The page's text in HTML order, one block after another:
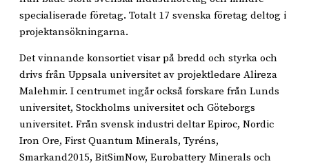
specialiserade företag. Totalt 17 svenska företag deltog i
projektansökningarna.
Det vinnande konsortiet visar på bredd och styrka och
drivs från Uppsala universitet av projektledare Alireza
Malehmir. I centrumet ingår också forskare från Lunds
universitet, Stockholms universitet och Göteborgs
universitet. Från svensk industri deltar Epiroc, Nordic
Iron Ore, First Quantum Minerals, Tyréns,
Smarkand2015, BitSimNow, Eurobattery Minerals och